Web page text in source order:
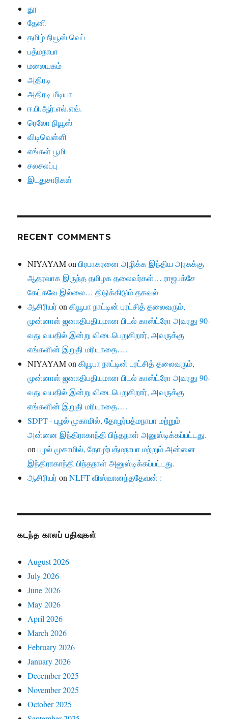
தூ
தேனி
தமிழ் நியூஸ் வெப்
பத்மநாபா
மலையகம்
அதிரடி
அதிரடி மீடியா
ஈ.பி.ஆர்.எல்.எவ்.
ரெலோ நியூஸ்
விடிவெள்ளி
எங்கள் பூமி
சலசலப்பு
இடதுசாரிகள்
RECENT COMMENTS
NIYAYAMonபிரபாகரனை அழிக்க இந்திய அரசுக்கு
ஆதரவாக இருந்த தமிழக தலைவர்கள்… ராஜபக்சே
கேட்கவே இல்லை… திடுக்கிடும் தகவல்
ஆசிரியர்onகியூபா நாட்டின் புரட்சித் தலைவரும்,
முன்னாள் ஜனாதிபதியுமான பிடல் காஸ்ட்ரோ அவரது 90-
வது வயதில் இன்று விடைபெறுகிறார், அவருக்கு
எங்களின் இறுதி மரியாதை….
NIYAYAMonகியூபா நாட்டின் புரட்சித் தலைவரும்,
முன்னாள் ஜனாதிபதியுமான பிடல் காஸ்ட்ரோ அவரது 90-
வது வயதில் இன்று விடைபெறுகிறார், அவருக்கு
எங்களின் இறுதி மரியாதை….
SDPT - புழல் முகாமில், தோழர்பத்மநாபா மற்றும்
அன்னை இந்திராகாந்தி பிந்தநாள் அனுஸ்டிக்கப்பட்டது.
onபுழல் முகாமில், தோழர்பத்மநாபா மற்றும் அன்னை
இந்திராகாந்தி பிந்தநாள் அனுஸ்டிக்கப்பட்டது.
ஆசிரியர்onNLFT விஸ்வானந்ததேவன் :
கடந்த காலப் பதிவுகள்
August 2026
July 2026
June 2026
May 2026
April 2026
March 2026
February 2026
January 2026
December 2025
November 2025
October 2025